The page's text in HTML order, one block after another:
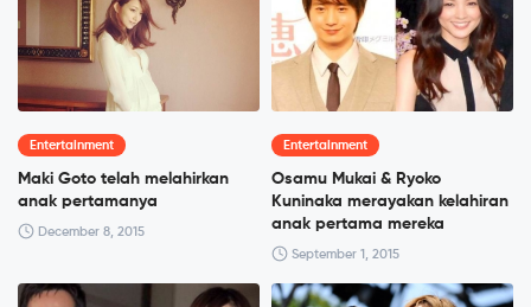
Entertainment
Maki Goto telah melahirkan
anak pertamanya
December 8, 2015
Entertainment
Osamu Mukai & Ryoko
Kuninaka merayakan kelahiran
anak pertama mereka
September 1, 2015